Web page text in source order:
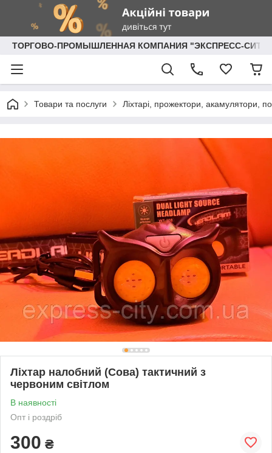
ТОРГОВО-ПРОМЫШЛЕННАЯ КОМПАНИЯ "ЭКСПРЕСС-СИТИ"
Товари та послуги Ліхтарі, прожектори, акамулятори,
Ліхтар налобний (Сова) тактичний з
червоним світлом
В наявності
Опт і роздріб
300 ₴